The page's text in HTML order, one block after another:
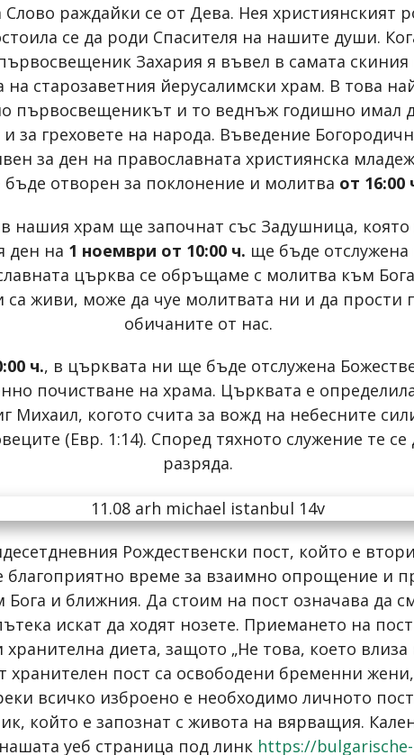
раждайки се от Дева. Нея християнският
се да роди Спасителя на нашите души.
Захария я въвел в самата скиния
на старозаветния йерусалимски храм. В това
първосвещеникът и то веднъж годишно имал
за греховете на народа. Въведение
за ден на православната християнска
отворен за поклонение и молитва от 16:00
нашия храм ще започнат със Задушница,
ден на 1 ноември от 10:00 ч. ще бъде
църква се обръщаме с молитва към
са живи, може да чуе молитвата ни и да прости
обичаните от нас.
ч., в църквата ни ще бъде отслужена
почистване на храма. Църквата е
Михаил, когото счита за вожд на небесните
(Евр. 1:14). Според тяхното служение те
разряда.
Рождественски пост, който е
благоприятно време за взаимно опрощение и
и ближния. Да стоим на пост означава да
искат да ходят нозете. Приемането на
диета, защото „Не това, което влиза
хранителен пост са освободени бременни
всичко изброено е необходимо личното
който е запознат с живота на вярващия.
уеб страница под линк https://